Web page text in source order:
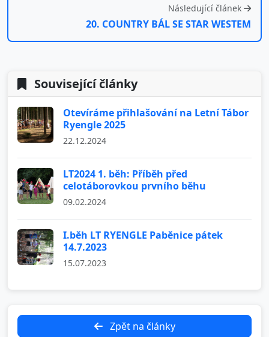
Následující článek
20. COUNTRY BÁL SE STAR WESTEM
Související články
Otevíráme přihlašování na Letní Tábor
Ryengle 2025
22.12.2024
LT2024 1. běh: Příběh před
celotáborovkou prvního běhu
09.02.2024
I.běh LT RYENGLE Paběnice pátek
14.7.2023
15.07.2023
Zpět na články